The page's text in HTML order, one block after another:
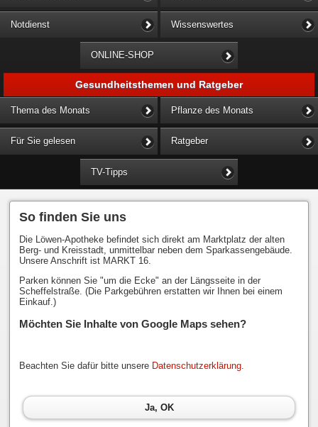
Notdienst Wissenswertes
ONLINE-SHOP
Gesundheitsthemen und Ratgeber
Thema des Monats Pflanze des Monats
Für Sie gelesen Ratgeber
TV-Tipps
So finden Sie uns
Die Löwen-Apotheke befindet sich direkt am Marktplatz der alten
Berg- und Kreisstadt, unmittelbar neben dem Sparkassengebäude.
Unsere Anschrift ist MARKT 16.
Parken können Sie "um die Ecke" an der Längsseite in der
Scheffelstraße. (Die Parkgebühren erstatten wir Ihnen bei einem
Einkauf.)
Möchten Sie Inhalte von Google Maps sehen?
Beachten Sie dafür bitte unsere Datenschutzerklärung.
Ja, OK